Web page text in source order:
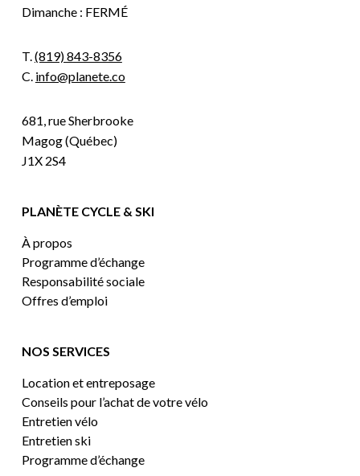
Dimanche : FERMÉ
T.(819) 843-8356
C. info@planete.co
681, rue Sherbrooke
Magog (Québec)
J1X 2S4
PLANÈTE CYCLE & SKI
À propos
Programme d’échange
Responsabilité sociale
Offres d’emploi
NOS SERVICES
Location et entreposage
Conseils pour l’achat de votre vélo
Entretien vélo
Entretien ski
Programme d’échange